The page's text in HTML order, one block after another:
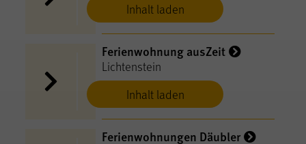
Inhalt laden
Inhalt laden
Ferienwohnung ausZeit
Lichtenstein
Ferienwohnungen Däubler